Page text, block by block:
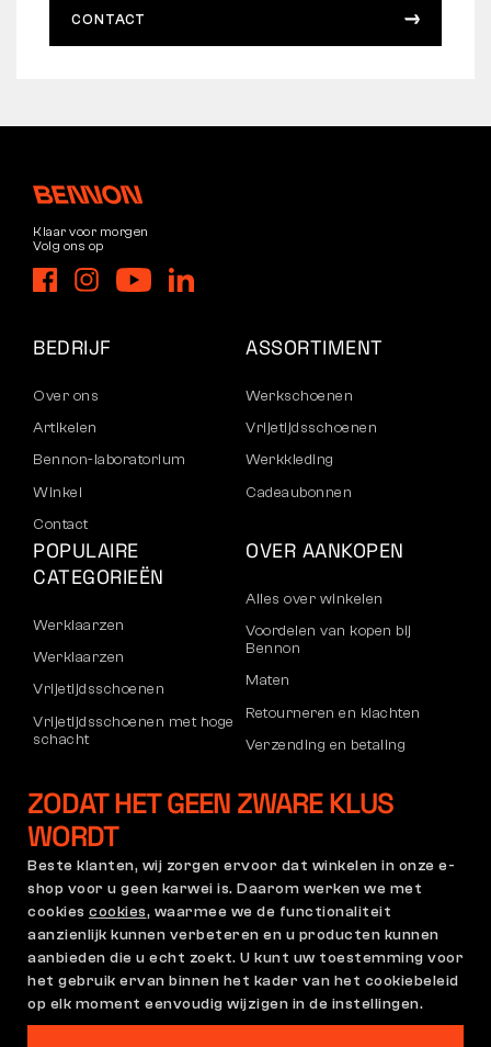
CONTACT
Klaar voor morgen
Volg ons op
BEDRIJF
Over ons
Artikelen
Bennon-laboratorium
Winkel
Contact
ASSORTIMENT
Werkschoenen
Vrijetijdsschoenen
Werkkleding
Cadeaubonnen
POPULAIRE
CATEGORIEËN
Werklaarzen
Werklaarzen
Vrijetijdsschoenen
Vrijetijdsschoenen met hoge
schacht
Sweatshirts
OVER AANKOPEN
Alles over winkelen
Voordelen van kopen bij
Bennon
Maten
Retourneren en klachten
Verzending en betaling
Registratie voor B2B
Algemene Voorwaarden
Klachtenregeling en
Garantiebeleid
Cookie-instellingen
GDPR
Nederland | Nederlands
ZODAT HET GEEN ZWARE KLUS
WORDT
Beste klanten, wij zorgen ervoor dat winkelen in onze e-
shop voor u geen karwei is. Daarom werken we met
cookies cookies, waarmee we de functionaliteit
aanzienlijk kunnen verbeteren en u producten kunnen
aanbieden die u echt zoekt. U kunt uw toestemming voor
het gebruik ervan binnen het kader van het cookiebeleid
op elk moment eenvoudig wijzigen in de instellingen.